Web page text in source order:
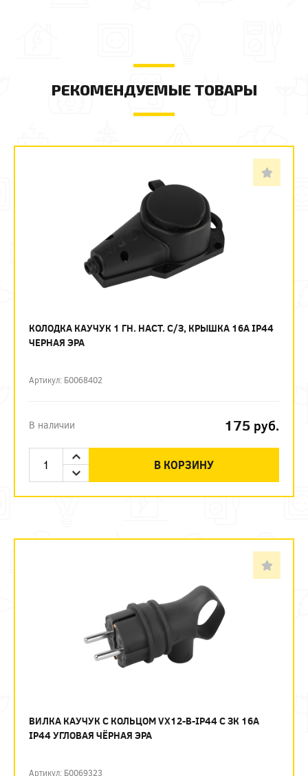
РЕКОМЕНДУЕМЫЕ ТОВАРЫ
КОЛОДКА КАУЧУК 1 ГН. НАСТ. С/З, КРЫШКА 16A IP44
ЧЕРНАЯ ЭРА
Артикул: Б0068402
В наличии 175 руб.
В КОРЗИНУ
ВИЛКА КАУЧУК С КОЛЬЦОМ VX12-B-IP44 C ЗК 16А
IP44 УГЛОВАЯ ЧЁРНАЯ ЭРА
Артикул: Б0069323